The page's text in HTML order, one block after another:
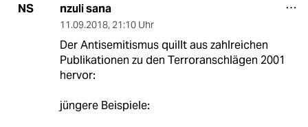
NS nzuli sana
11.09.2018, 21:10 Uhr
Der Antisemitismus quillt aus zahlreichen
Publikationen zu den Terroranschlägen 2001
hervor:
jüngere Beispiele: